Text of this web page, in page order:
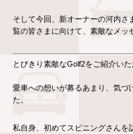
そして今回、新オーナーの河内
覧の皆さまに向けて、素敵なメッ
とびきり素敵なGolf2をご紹介い
愛車への想いが募るあまり、気づ
た。
私自身、初めてスピニングさんを